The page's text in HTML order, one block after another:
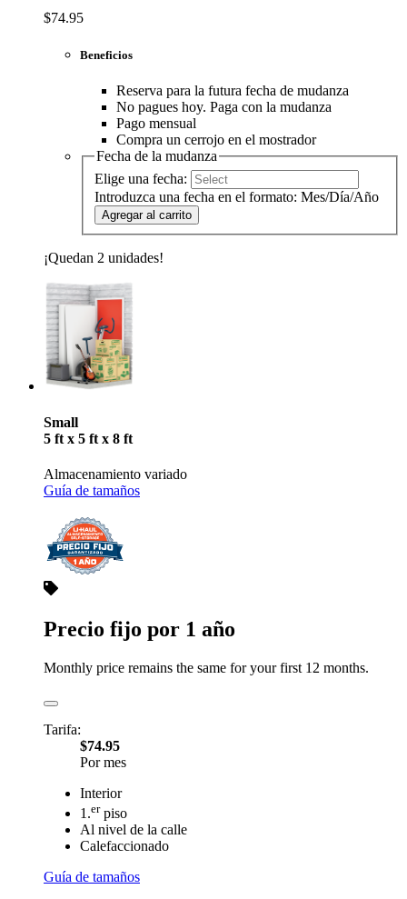
$74.95
Beneficios
Reserva para la futura fecha de mudanza
No pagues hoy. Paga con la mudanza
Pago mensual
Compra un cerrojo en el mostrador
Fecha de la mudanza
Elige una fecha:
Introduzca una fecha en el formato: Mes/Día/Año
Agregar al carrito
¡Quedan 2 unidades!
Small
5 ft x 5 ft x 8 ft
Almacenamiento variado
Guía de tamaños
Precio fijo por 1 año
Monthly price remains the same for your first 12 months.
Tarifa:
$74.95
Por mes
Interior
1.erpiso
Al nivel de la calle
Calefaccionado
Guía de tamaños